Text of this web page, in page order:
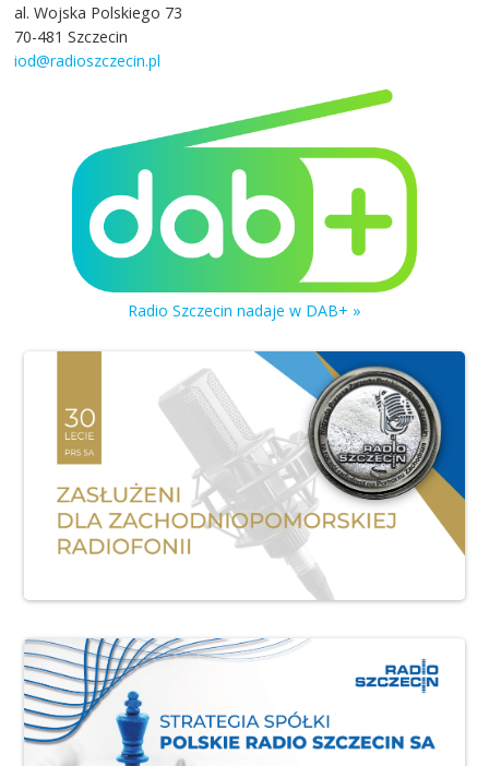
al. Wojska Polskiego 73
70-481 Szczecin
iod@radioszczecin.pl
Radio Szczecin nadaje w DAB+ »